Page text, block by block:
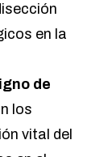
en la
de
los
vital del